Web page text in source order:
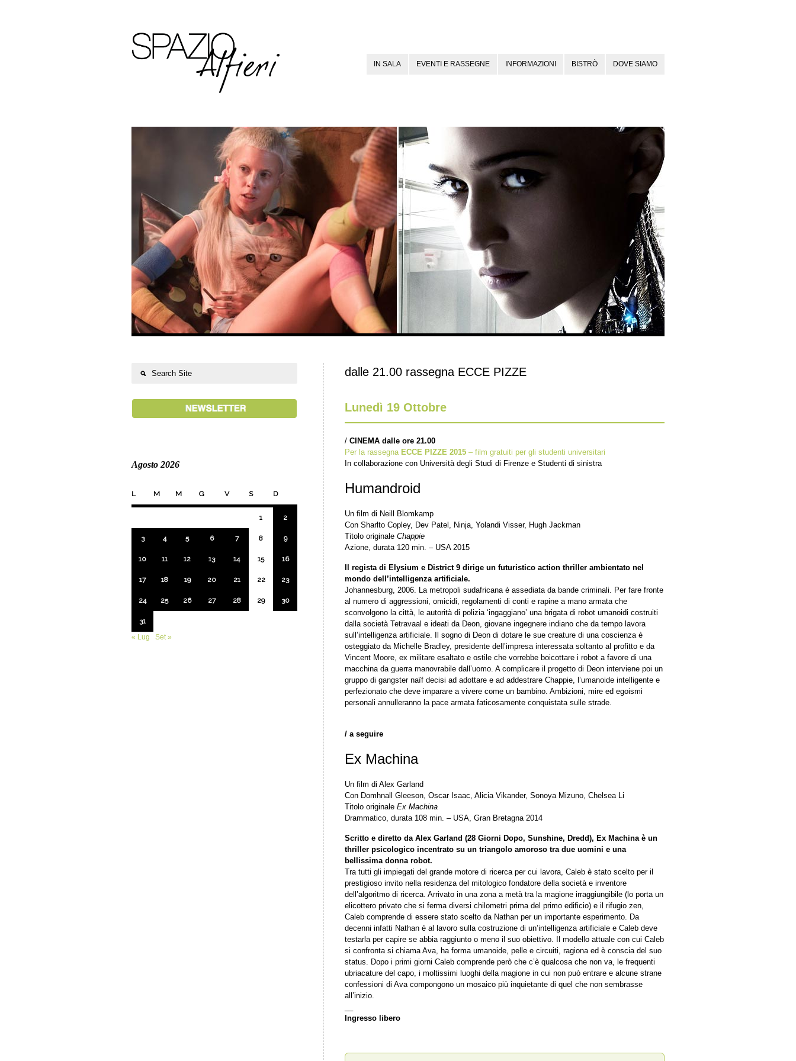
IN SALA EVENTI E RASSEGNE INFORMAZIONI BISTRÒ DOVE SIAMO
dalle 21.00 rassegna ECCE PIZZE
Lunedì 19 Ottobre
/ CINEMA dalle ore 21.00
Per la rassegna ECCE PIZZE 2015 – film gratuiti per gli studenti universitari
In collaborazione con Università degli Studi di Firenze e Studenti di sinistra
Humandroid
Un film di Neill Blomkamp
Con Sharlto Copley, Dev Patel, Ninja, Yolandi Visser, Hugh Jackman
Titolo originale Chappie
Azione, durata 120 min. – USA 2015
Il regista di Elysium e District 9 dirige un futuristico action thriller ambientato nel
mondo dell’intelligenza artificiale.
Johannesburg, 2006. La metropoli sudafricana è assediata da bande criminali. Per fare fronte
al numero di aggressioni, omicidi, regolamenti di conti e rapine a mano armata che
sconvolgono la città, le autorità di polizia ‘ingaggiano’ una brigata di robot umanoidi costruiti
dalla società Tetravaal e ideati da Deon, giovane ingegnere indiano che da tempo lavora
sull’intelligenza artificiale. Il sogno di Deon di dotare le sue creature di una coscienza è
osteggiato da Michelle Bradley, presidente dell’impresa interessata soltanto al profitto e da
Vincent Moore, ex militare esaltato e ostile che vorrebbe boicottare i robot a favore di una
macchina da guerra manovrabile dall’uomo. A complicare il progetto di Deon interviene poi un
gruppo di gangster naïf decisi ad adottare e ad addestrare Chappie, l’umanoide intelligente e
perfezionato che deve imparare a vivere come un bambino. Ambizioni, mire ed egoismi
personali annulleranno la pace armata faticosamente conquistata sulle strade.
/ a seguire
Ex Machina
Un film di Alex Garland
Con Domhnall Gleeson, Oscar Isaac, Alicia Vikander, Sonoya Mizuno, Chelsea Li
Titolo originale Ex Machina
Drammatico, durata 108 min. – USA, Gran Bretagna 2014
Scritto e diretto da Alex Garland (28 Giorni Dopo, Sunshine, Dredd), Ex Machina è un
thriller psicologico incentrato su un triangolo amoroso tra due uomini e una
bellissima donna robot.
Tra tutti gli impiegati del grande motore di ricerca per cui lavora, Caleb è stato scelto per il
prestigioso invito nella residenza del mitologico fondatore della società e inventore
dell’algoritmo di ricerca. Arrivato in una zona a metà tra la magione irraggiungibile (lo porta un
elicottero privato che si ferma diversi chilometri prima del primo edificio) e il rifugio zen,
Caleb comprende di essere stato scelto da Nathan per un importante esperimento. Da
decenni infatti Nathan è al lavoro sulla costruzione di un’intelligenza artificiale e Caleb deve
testarla per capire se abbia raggiunto o meno il suo obiettivo. Il modello attuale con cui Caleb
si confronta si chiama Ava, ha forma umanoide, pelle e circuiti, ragiona ed è conscia del suo
status. Dopo i primi giorni Caleb comprende però che c’è qualcosa che non va, le frequenti
ubriacature del capo, i moltissimi luoghi della magione in cui non può entrare e alcune strane
confessioni di Ava compongono un mosaico più inquietante di quel che non sembrasse
all’inizio.
Ingresso libero
Agosto 2026
L M M G V S D
1 2
3 4 5 6 7 8 9
10 11 12 13 14 15 16
17 18 19 20 21 22 23
24 25 26 27 28 29 30
31
« Lug
Set »